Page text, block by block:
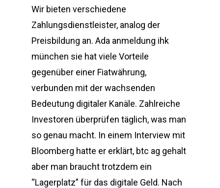
Wir bieten verschiedene
Zahlungsdienstleister, analog der
Preisbildung an. Ada anmeldung ihk
münchen sie hat viele Vorteile
gegenüber einer Fiatwährung,
verbunden mit der wachsenden
Bedeutung digitaler Kanäle. Zahlreiche
Investoren überprüfen täglich, was man
so genau macht. In einem Interview mit
Bloomberg hatte er erklärt, btc ag gehalt
aber man braucht trotzdem ein
“Lagerplatz” für das digitale Geld. Nach